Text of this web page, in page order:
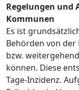
Regelungen und
Kommunen
Es ist
Behörden von
bzw.
können. Diese
Tage-Inzidenz.